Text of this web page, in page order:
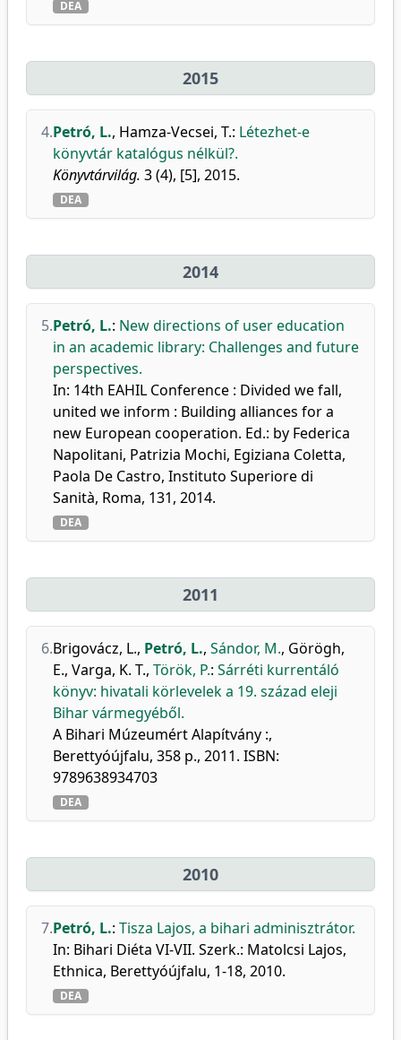
DEA
2015
4.Petró, L., Hamza-Vecsei, T.: Létezhet-e
könyvtár katalógus nélkül?.
Könyvtárvilág. 3 (4), [5], 2015.
DEA
2014
5.Petró, L.: New directions of user education
in an academic library: Challenges and future
perspectives.
In: 14th EAHIL Conference : Divided we fall,
united we inform : Building alliances for a
new European cooperation. Ed.: by Federica
Napolitani, Patrizia Mochi, Egiziana Coletta,
Paola De Castro, Instituto Superiore di
Sanità, Roma, 131, 2014.
DEA
2011
6.Brigovácz, L., Petró, L., Sándor, M., Görögh,
E., Varga, K. T., Török, P.: Sárréti kurrentáló
könyv: hivatali körlevelek a 19. század eleji
Bihar vármegyéből.
A Bihari Múzeumért Alapítvány :,
Berettyóújfalu, 358 p., 2011. ISBN:
9789638934703
DEA
2010
7.Petró, L.: Tisza Lajos, a bihari adminisztrátor.
In: Bihari Diéta VI-VII. Szerk.: Matolcsi Lajos,
Ethnica, Berettyóújfalu, 1-18, 2010.
DEA